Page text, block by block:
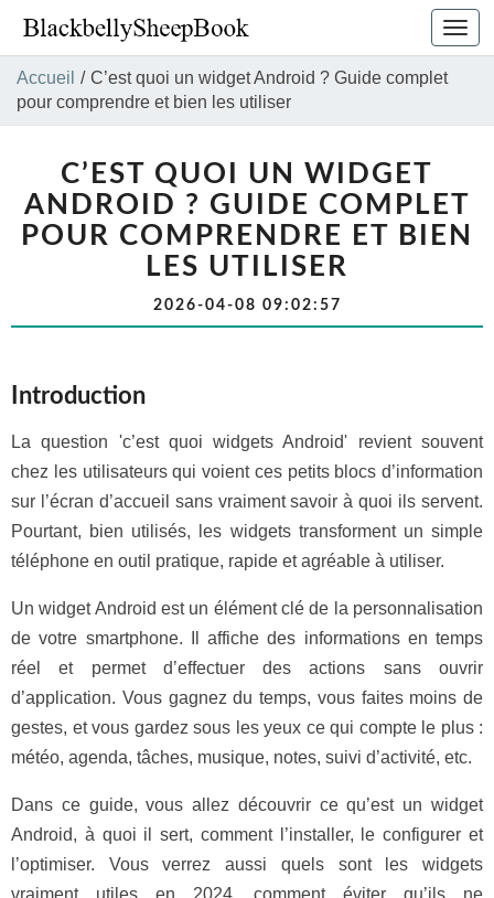
la
Accueil / C’est quoi un widget Android ? Guide complet
pour comprendre et bien les utiliser
C’EST QUOI UN WIDGET
ANDROID ? GUIDE COMPLET
POUR COMPRENDRE ET BIEN
LES UTILISER
2026-04-08 09:02:57
Introduction
La question 'c’est quoi widgets Android' revient souvent
chez les utilisateurs qui voient ces petits blocs d’information
sur l’écran d’accueil sans vraiment savoir à quoi ils servent.
Pourtant, bien utilisés, les widgets transforment un simple
téléphone en outil pratique, rapide et agréable à utiliser.
Un widget Android est un élément clé de la personnalisation
de votre smartphone. Il affiche des informations en temps
réel et permet d’effectuer des actions sans ouvrir
d’application. Vous gagnez du temps, vous faites moins de
gestes, et vous gardez sous les yeux ce qui compte le plus :
météo, agenda, tâches, musique, notes, suivi d’activité, etc.
Dans ce guide, vous allez découvrir ce qu’est un widget
Android, à quoi il sert, comment l’installer, le configurer et
l’optimiser. Vous verrez aussi quels sont les widgets
vraiment utiles en 2024, comment éviter qu’ils ne